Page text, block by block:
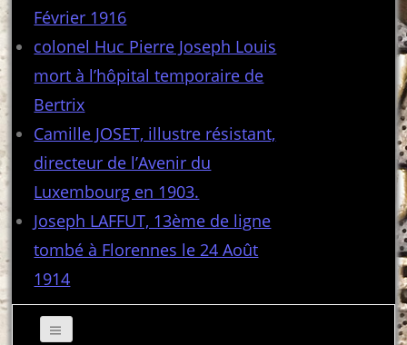
Février 1916
colonel Huc Pierre Joseph Louis
mort à l’hôpital temporaire de
Bertrix
Camille JOSET, illustre résistant,
directeur de l’Avenir du
Luxembourg en 1903.
Joseph LAFFUT, 13ème de ligne
tombé à Florennes le 24 Août
1914